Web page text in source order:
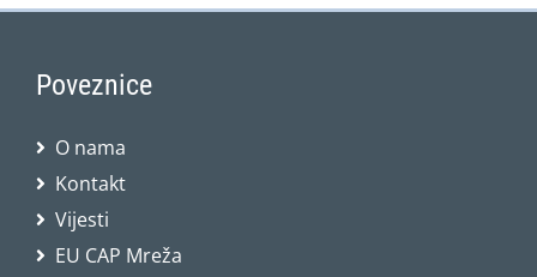
Poveznice
O nama
Kontakt
Vijesti
EU CAP Mreža